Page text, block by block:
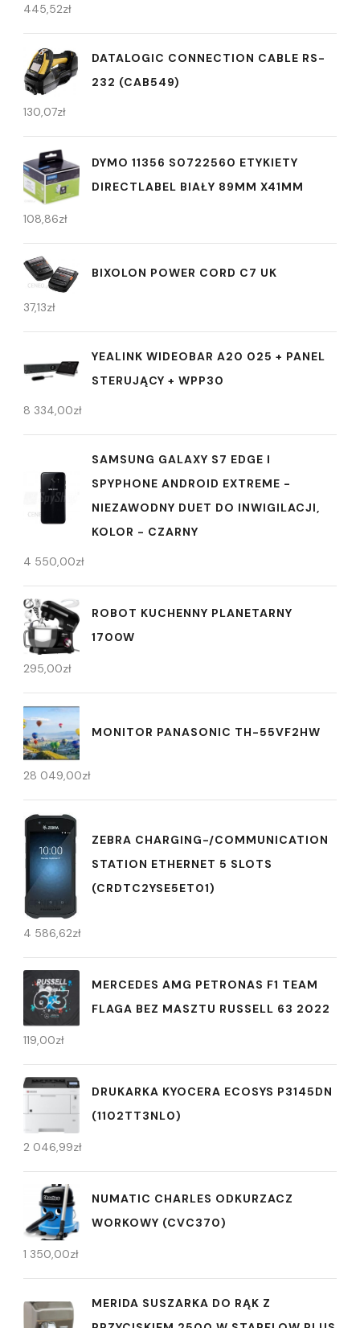
445,52zł
DATALOGIC CONNECTION CABLE RS-
232 (CAB549)
130,07zł
DYMO 11356 S0722560 ETYKIETY
DIRECTLABEL BIAŁY 89MM X41MM
108,86zł
BIXOLON POWER CORD C7 UK
37,13zł
YEALINK WIDEOBAR A20 025 + PANEL
STERUJĄCY + WPP30
8 334,00zł
​SAMSUNG GALAXY S7 EDGE I
SPYPHONE ANDROID EXTREME -
NIEZAWODNY DUET DO INWIGILACJI,
KOLOR - CZARNY
4 550,00zł
ROBOT KUCHENNY PLANETARNY
1700W
295,00zł
MONITOR PANASONIC TH-55VF2HW
28 049,00zł
ZEBRA CHARGING-/COMMUNICATION
STATION ETHERNET 5 SLOTS
(CRDTC2YSE5ET01)
4 586,62zł
MERCEDES AMG PETRONAS F1 TEAM
FLAGA BEZ MASZTU RUSSELL 63 2022
119,00zł
DRUKARKA KYOCERA ECOSYS P3145DN
(1102TT3NL0)
2 046,99zł
NUMATIC CHARLES ODKURZACZ
WORKOWY (CVC370)
1 350,00zł
MERIDA SUSZARKA DO RĄK Z